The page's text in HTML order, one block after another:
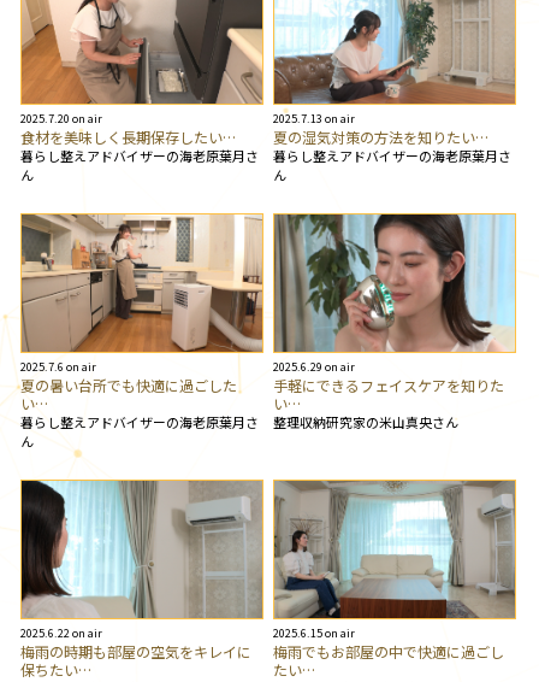
2025.7.20 on air
食材を美味しく長期保存したい…
暮らし整えアドバイザーの海老原葉月さ
ん
2025.7.13 on air
夏の湿気対策の方法を知りたい…
暮らし整えアドバイザーの海老原葉月さ
ん
2025.7.6 on air
夏の暑い台所でも快適に過ごした
い…
暮らし整えアドバイザーの海老原葉月さ
ん
2025.6.29 on air
手軽にできるフェイスケアを知りた
い…
整理収納研究家の米山真央さん
2025.6.22 on air
梅雨の時期も部屋の空気をキレイに
保ちたい…
2025.6.15 on air
梅雨でもお部屋の中で快適に過ごし
たい…